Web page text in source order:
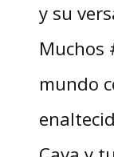
y su
Muchos
mundo